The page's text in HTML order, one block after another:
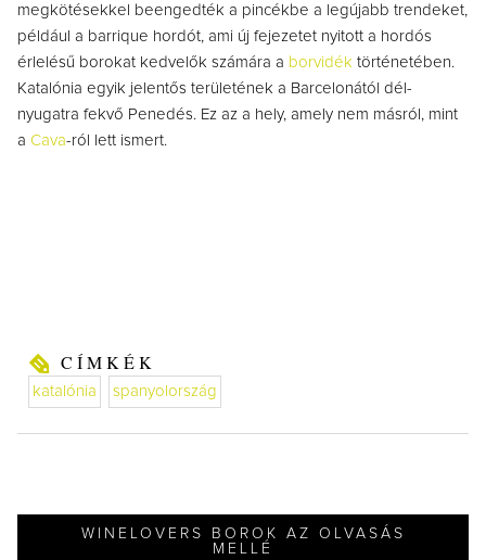
megkötésekkel beengedték a pincékbe a legújabb trendeket,
például a barrique hordót, ami új fejezetet nyitott a hordós
érlelésű borokat kedvelők számára a borvidék történetében.
Katalónia egyik jelentős területének a Barcelonától dél-
nyugatra fekvő Penedés. Ez az a hely, amely nem másról, mint
a Cava-ról lett ismert.
CÍMKÉK
katalónia spanyolország
WINELOVERS BOROK AZ OLVASÁS
MELLÉ